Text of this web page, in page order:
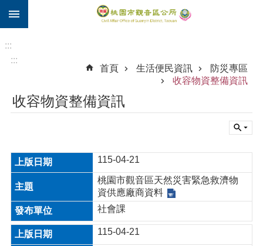
跳到主要內容區塊
民
卡
階
搜
觀
音
:::
:::
首頁
生活便民資訊
防災專區
收容物資整備資訊
收容物資整備資訊
115-04-21
桃園市觀音區天然災害緊急救濟物
資供應廠商資料
社會課
115-04-21